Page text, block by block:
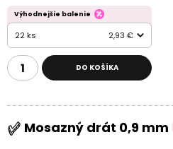
Výhodnejšie balenie
22 ks 2,93 €
DO KOŠÍKA
Mosazný drát 0,9 mm